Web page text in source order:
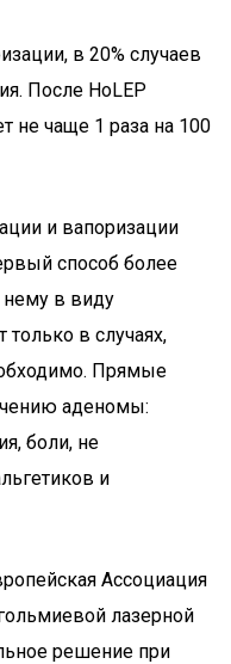
в 20% случаев
После HoLEP
не чаще 1 раза на 100
и вапоризации
способ более
нему в виду
только в случаях,
Прямые
аденомы:
боли, не
и
Ассоциация
лазерной
решение при